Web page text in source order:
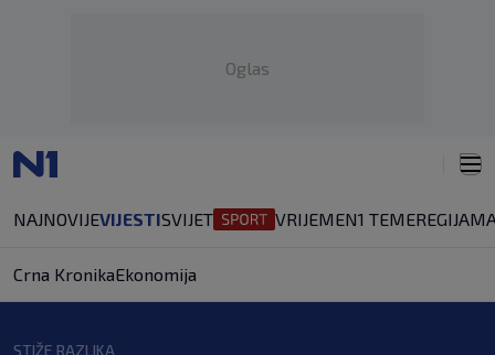
Oglas
NAJNOVIJEVIJESTISVIJET VRIJEMEN1 TEMEREGIJA
Crna KronikaEkonomija
STIŽE RAZLIKA